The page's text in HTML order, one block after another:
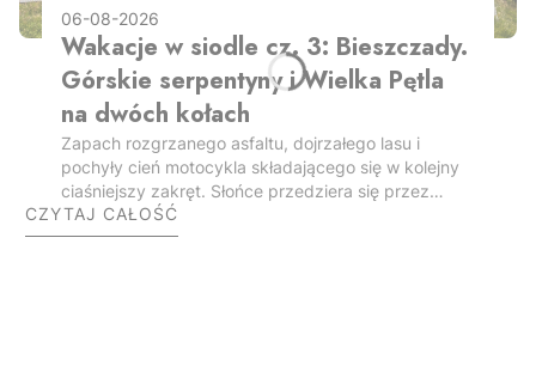
06-08-2026
Wakacje w siodle cz. 3: Bieszczady.
Górskie serpentyny i Wielka Pętla
na dwóch kołach
Zapach rozgrzanego asfaltu, dojrzałego lasu i
pochyły cień motocykla składającego się w kolejny
ciaśniejszy zakręt. Słońce przedziera się przez
gęste korony drzew, a rytmiczny mruk silnika niesie
się po cichych, dzikich dolinach. Gdy wyjeżdżasz na
CZYTAJ CAŁOŚĆ